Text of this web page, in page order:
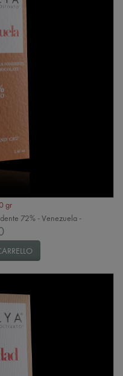
gr
72% - Venezuela -